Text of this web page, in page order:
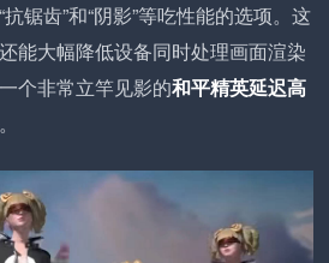
锯齿”和“阴影”等吃性能的选项。这
能大幅降低设备同时处理画面渲染
个非常立竿见影的和平精英延迟高
。